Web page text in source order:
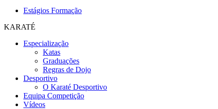
Estágios Formação
KARATÉ
Especialização
Katas
Graduações
Regras de Dojo
Desportivo
O Karaté Desportivo
Equipa Competição
Vídeos